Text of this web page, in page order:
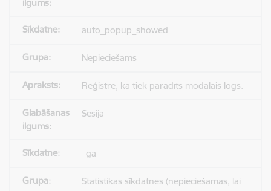
auto_popup_showed
Nepieciešams
Reģistrē, ka tiek parādīts modālais logs.
Sesija
_ga
Statistikas sīkdatnes (nepieciešamas, lai